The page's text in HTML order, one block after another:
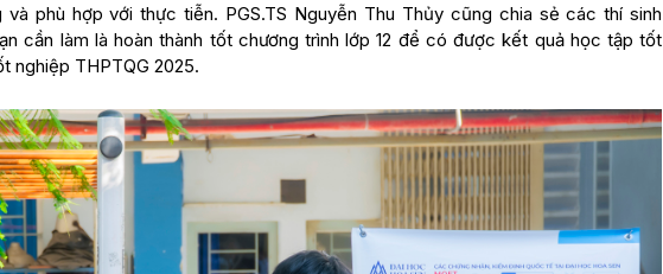
phù hợp với thực tiễn. PGS.TS Nguyễn Thu Thủy cũng chia sẻ các thí sinh
cần làm là hoàn thành tốt chương trình lớp 12 để có được kết quả học tập tốt
nghiệp THPTQG 2025.